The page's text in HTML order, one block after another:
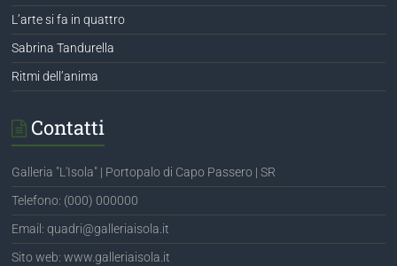
L’arte si fa in quattro
Sabrina Tandurella
Ritmi dell’anima
Contatti
Galleria "L'Isola" | Portopalo di Capo Passero | SR
Telefono: (000) 000000
Email: quadri@galleriaisola.it
Sito web: www.galleriaisola.it